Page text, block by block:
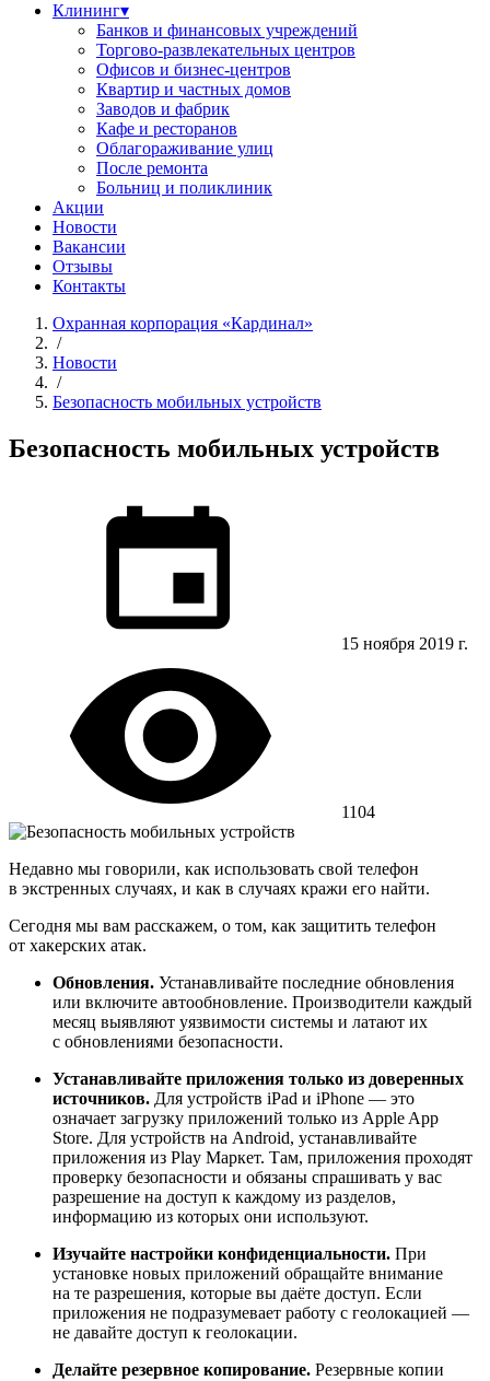
Клининг▾
Банков и финансовых учреждений
Торгово-развлекательных центров
Офисов и бизнес-центров
Квартир и частных домов
Заводов и фабрик
Кафе и ресторанов
Облагораживание улиц
После ремонта
Больниц и поликлиник
Акции
Новости
Вакансии
Отзывы
Контакты
Охранная корпорация «Кардинал»
/
Новости
/
Безопасность мобильных устройств
Безопасность мобильных устройств
15 ноября 2019 г.
1104
Недавно мы говорили, как использовать свой телефон
в экстренных случаях, и как в случаях кражи его найти.
Сегодня мы вам расскажем, о том, как защитить телефон
от хакерских атак.
Обновления. Устанавливайте последние обновления
или включите автообновление. Производители каждый
месяц выявляют уязвимости системы и латают их
с обновлениями безопасности.
Устанавливайте приложения только из доверенных
источников. Для устройств iPad и iPhone — это
означает загрузку приложений только из Apple App
Store. Для устройств на Android, устанавливайте
приложения из Play Mаркет. Там, приложения проходят
проверку безопасности и обязаны спрашивать у вас
разрешение на доступ к каждому из разделов,
информацию из которых они используют.
Изучайте настройки конфиденциальности. При
установке новых приложений обращайте внимание
на те разрешения, которые вы даёте доступ. Если
приложения не подразумевает работу с геолокацией —
не давайте доступ к геолокации.
Делайте резервное копирование. Резервные копии